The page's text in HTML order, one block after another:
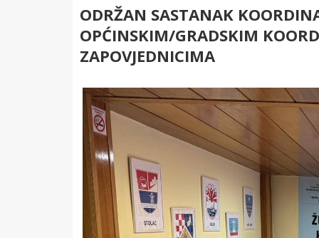
ODRŽAN SASTANAK
OPĆINSKIM/GRADSKIM
ZAPOVJEDNICIMA